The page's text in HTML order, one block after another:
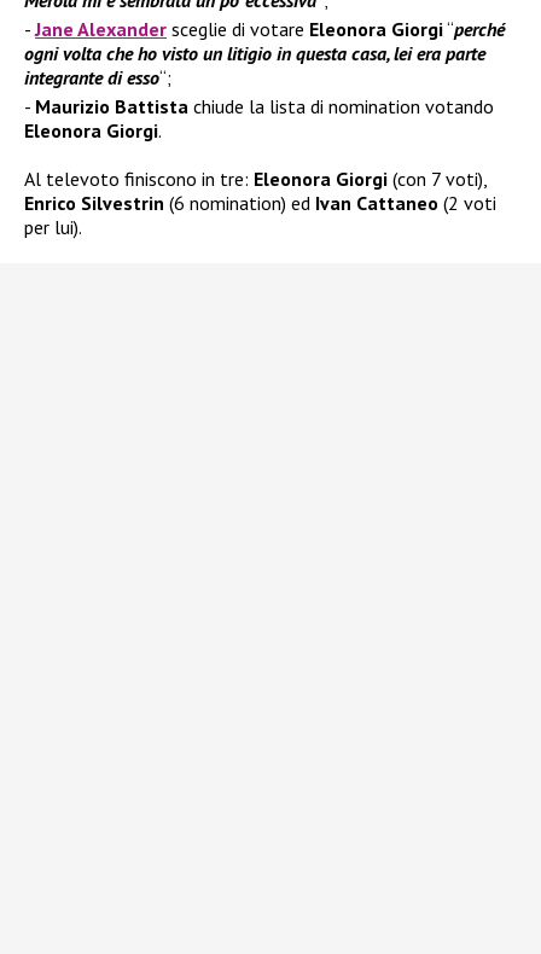
Jane Alexander sceglie di votare Eleonora Giorgi“perché
ogni volta che ho visto un litigio in questa casa, lei era parte
integrante di esso“;
Maurizio Battista chiude la lista di nomination votando
Eleonora Giorgi.
Al televoto finiscono in tre: Eleonora Giorgi (con 7 voti),
Enrico Silvestrin (6 nomination) ed Ivan Cattaneo (2 voti
per lui).